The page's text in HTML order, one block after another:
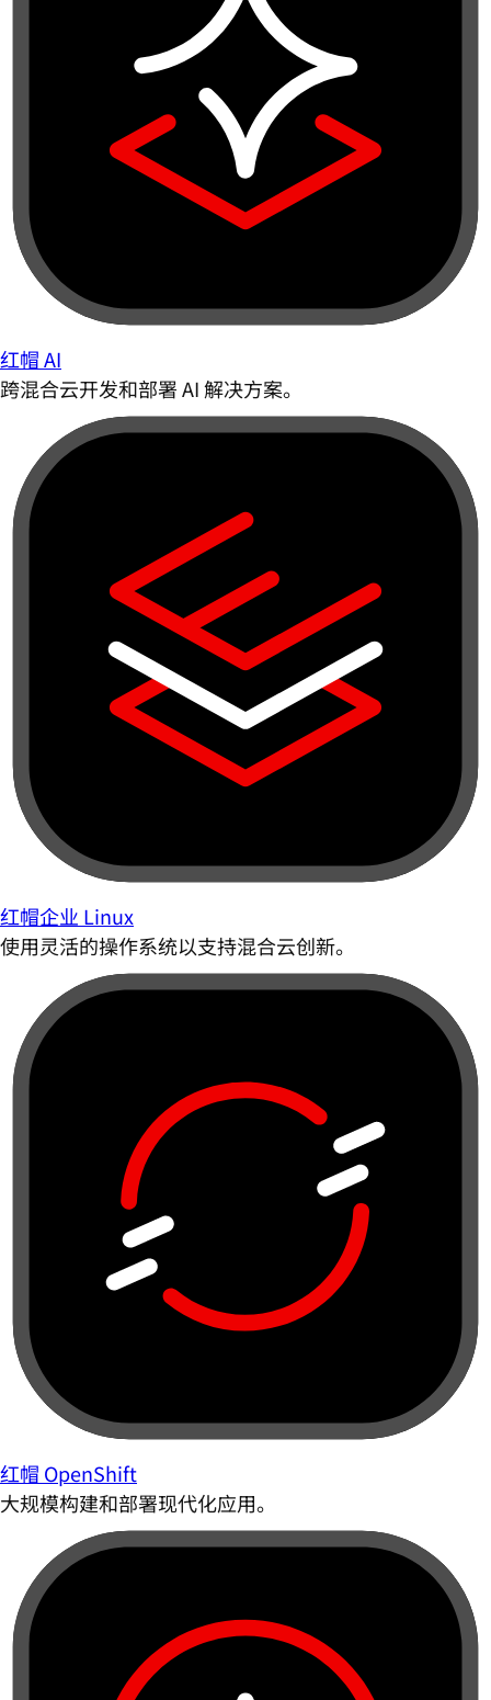
红帽 AI
跨混合云开发和部署 AI 解决方案。
红帽企业 Linux
使用灵活的操作系统以支持混合云创新。
红帽 OpenShift
大规模构建和部署现代化应用。